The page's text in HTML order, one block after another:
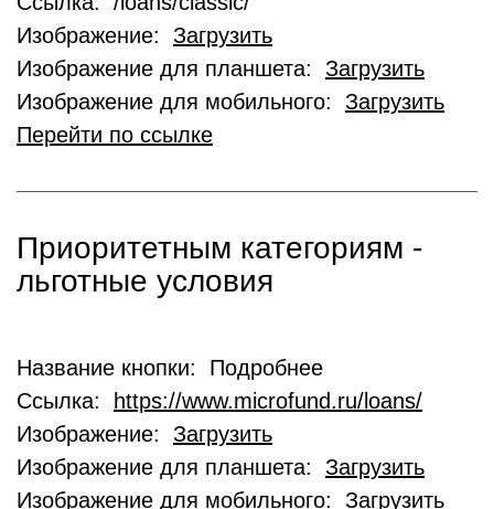
Изображение: Загрузить
Изображение для планшета: Загрузить
Изображение для мобильного: Загрузить
Перейти по ссылке
Приоритетным категориям -
льготные условия
Название кнопки: Подробнее
Ссылка:
https://www.microfund.ru/loans/
Изображение: Загрузить
Изображение для планшета: Загрузить
Изображение для мобильного: Загрузить